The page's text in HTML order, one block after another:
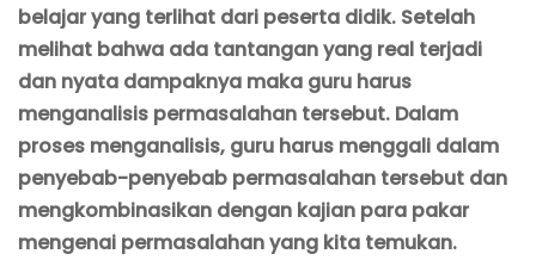
belajar yang terlihat dari peserta didik. Setelah
melihat bahwa ada tantangan yang real terjadi
dan nyata dampaknya maka guru harus
menganalisis permasalahan tersebut. Dalam
proses menganalisis, guru harus menggali dalam
penyebab-penyebab permasalahan tersebut dan
mengkombinasikan dengan kajian para pakar
mengenai permasalahan yang kita temukan.